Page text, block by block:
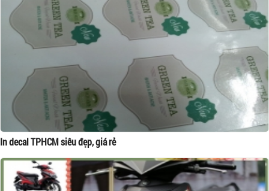
In decal TPHCM siêu đẹp, giá rẻ